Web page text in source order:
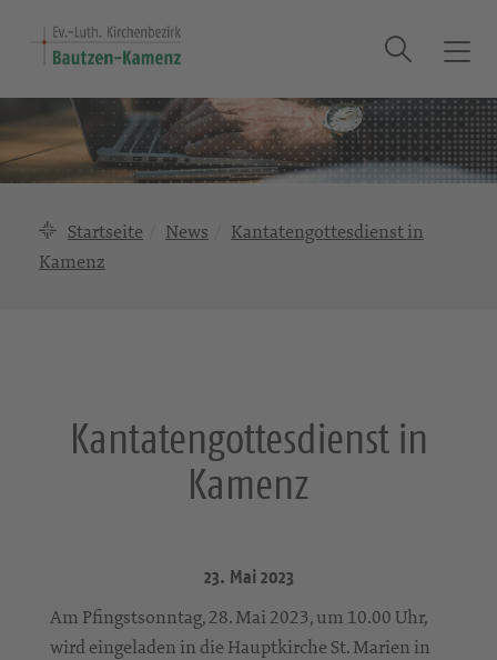
T
g
g
l
Suche
Startseite News
Kantatengottesdienst in
Kamenz
Kantatengottesdienst in
Kamenz
23. Mai 2023
Am Pfingstsonntag, 28. Mai 2023, um 10.00 Uhr,
wird eingeladen in die Hauptkirche St. Marien in